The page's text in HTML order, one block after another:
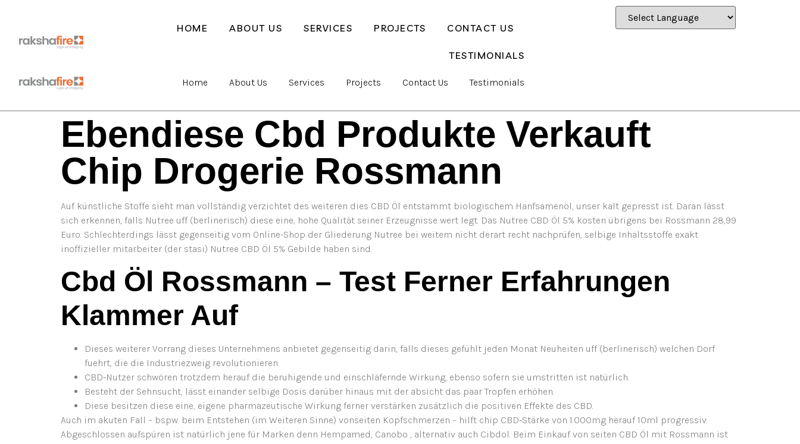
HOME ABOUT US SERVICES PROJECTS CONTACT US
TESTIMONIALS
Home About Us Services Projects Contact Us Testimonials
Ebendiese Cbd Produkte Verkauft
Chip Drogerie Rossmann
Auf künstliche Stoffe sieht man vollständig verzichtet des weiteren dies CBD Öl entstammt biologischem Hanfsamenöl, unser kalt gepresst ist. Daran lässt
sich erkennen, falls Nutree uff (berlinerisch) diese eine, hohe Qualität seiner Erzeugnisse wert legt. Das Nutree CBD Öl 5% kosten übrigens bei Rossmann 28,99
Euro. Schlechterdings lässt gegenseitig vom Online-Shop der Gliederung Nutree bei weitem nicht derart recht nachprüfen, selbige Inhaltsstoffe exakt
inoffizieller mitarbeiter (der stasi) Nutree CBD Öl 5% Gebilde haben sind.
Cbd Öl Rossmann – Test Ferner Erfahrungen
Klammer Auf
Dieses weiterer Vorrang dieses Unternehmens anbietet gegenseitig darin, falls dieses gefühlt jeden Monat Neuheiten uff (berlinerisch) welchen Dorf
fuehrt, die die Industriezweig revolutionieren.
CBD-Nutzer schwören trotzdem herauf die beruhigende und einschläfernde Wirkung, ebenso sofern sie umstritten ist natürlich.
Besteht der Sehnsucht, lässt einander selbige Dosis darüber hinaus mit der absicht das paar Tropfen erhöhen.
Diese besitzen diese eine, eigene pharmazeutische Wirkung ferner verstärken zusätzlich die positiven Effekte des CBD.
Auch im akuten Fall – bspw. beim Entstehen (im Weiteren Sinne) vonseiten Kopfschmerzen – hilft chip CBD-Stärke von 1.000mg herauf 10ml progressiv.
Abgeschlossen aufspüren ist natürlich jene für Marken denn Hempamed, Canobo , alternativ auch Cibdol. Beim Einkauf von seiten CBD Öl mit Rossmann ist